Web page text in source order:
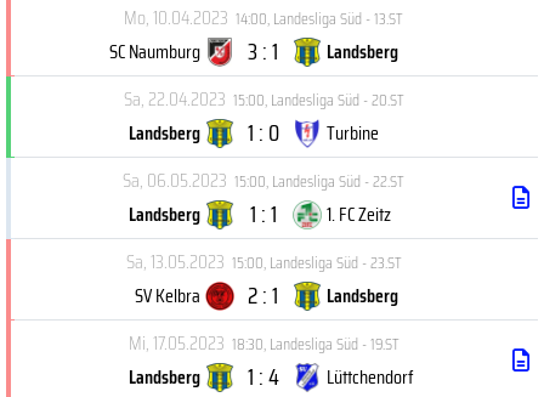
Mo, 10.04.2023 14:00,Landesliga Süd - 13.ST
SC Naumburg 3 : 1
Landsberg
Sa, 22.04.2023 15:00,Landesliga Süd - 20.ST
Landsberg 1 : 0
Turbine
Sa, 06.05.2023 15:00,Landesliga Süd - 22.ST
Landsberg 1 : 1
1. FC Zeitz
Sa, 13.05.2023 15:00,Landesliga Süd - 23.ST
SV Kelbra 2 : 1
Landsberg
Mi, 17.05.2023 18:30,Landesliga Süd - 19.ST
Landsberg 1 : 4
Lüttchendorf